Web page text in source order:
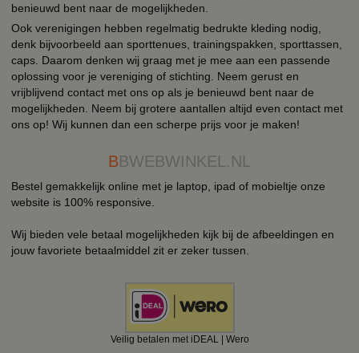
benieuwd bent naar de mogelijkheden.
Ook verenigingen hebben regelmatig bedrukte kleding nodig,
denk bijvoorbeeld aan sporttenues, trainingspakken, sporttassen,
caps. Daarom denken wij graag met je mee aan een passende
oplossing voor je vereniging of stichting. Neem gerust en
vrijblijvend contact met ons op als je benieuwd bent naar de
mogelijkheden. Neem bij grotere aantallen altijd even contact met
ons op! Wij kunnen dan een scherpe prijs voor je maken!
BBWEBWINKEL.NL
Bestel gemakkelijk online met je laptop, ipad of mobieltje onze
website is 100% responsive.
Wij bieden vele betaal mogelijkheden kijk bij de afbeeldingen en
jouw favoriete betaalmiddel zit er zeker tussen.
Veilig betalen met iDEAL | Wero